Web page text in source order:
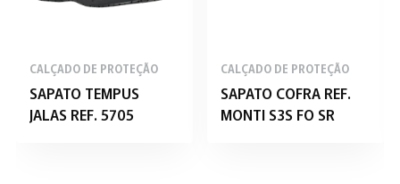
CALÇADO DE PROTEÇÃO
SAPATO TEMPUS
JALAS REF. 5705
CALÇADO DE PROTEÇÃO
SAPATO COFRA REF.
MONTI S3S FO SR